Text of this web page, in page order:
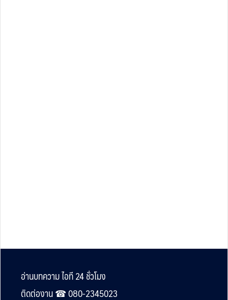
Footer
อ่านบทความ ไอที 24 ชั่วโมง
ติดต่องาน ☎︎ 080-2345023